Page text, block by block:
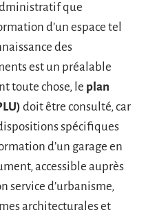
que
d’un espace tel
des
est un préalable
toute chose, le plan
doit être consulté, car
spécifiques
d’un garage en
accessible auprès
service d’urbanisme,
architecturales et